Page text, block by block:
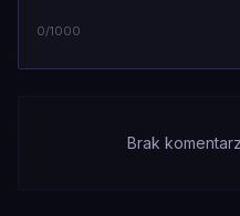
0/1000
Brak